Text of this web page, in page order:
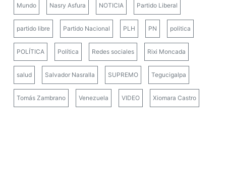
Mundo Nasry Asfura NOTICIA Partido Liberal
partido libre Partido Nacional PLH PN politica
POLÍTICA Política Redes sociales Rixi Moncada
salud Salvador Nasralla SUPREMO Tegucigalpa
Tomás Zambrano Venezuela VIDEO Xiomara Castro